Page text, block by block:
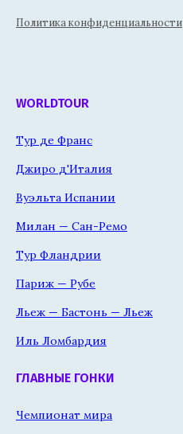
Политика конфиденциальности
WORLDTOUR
Тур де Франс
Джиро д'Италия
Вуэльта Испании
Милан — Сан-Ремо
Тур Фландрии
Париж — Рубе
Льеж — Бастонь — Льеж
Иль Ломбардия
ГЛАВНЫЕ ГОНКИ
Чемпионат мира